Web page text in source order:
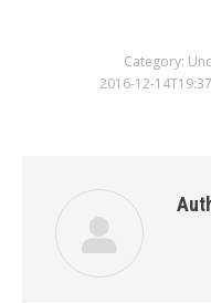
Category:
2016-12-